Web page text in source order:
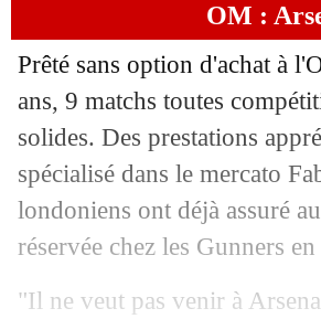
OM :
Prêté sans option d'achat à
ans, 9 matchs toutes
solides. Des prestations
spécialisé dans le mercato
londoniens ont déjà assuré
réservée chez les Gunners
"Il ne veut pas venir à
06/10 Sondage MF: le sort
06/10 Belgique:
06/10 Barça : Sanchez, la
06/10 PSG : Capello tacle
: la mère de